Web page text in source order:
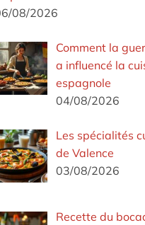
08/2026
Comment la
a influencé la
espagnole
04/08/2026
Les spécialités
de Valence
03/08/2026
Recette du